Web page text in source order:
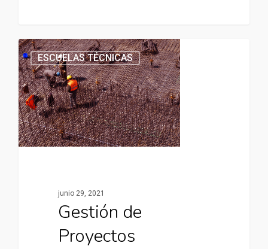
ESCUELAS TÉCNICAS
junio 29, 2021
Gestión de
Proyectos